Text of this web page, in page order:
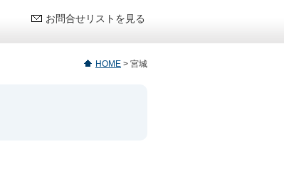
お問合せリストを見る
HOME > 宮城